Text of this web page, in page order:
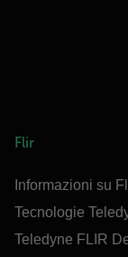
Flir
Informazioni su
Tecnologie
Teledyne FLIR